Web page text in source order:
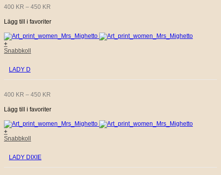
De
olika
alternativen
kan
väljas
på
produktsidan
400 KR – 450 KR
Lägg till i favoriter
+
Den
har
flera
De
olika
alternativen
kan
väljas
på
produktsidan
Snabbkoll
LADY D
400 KR – 450 KR
Lägg till i favoriter
+
Den
har
flera
Snabbkoll
LADY DIXIE